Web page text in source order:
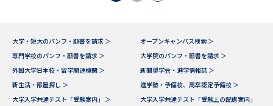
大学・短大のパンフ・願書を請求 ＞
オープンキャンパス検索 ＞
専門学校のパンフ・願書を請求 ＞
大学院のパンフ・願書を請求 ＞
外国大学日本校・留学関連機関 ＞
新聞奨学会・進学情報誌 ＞
新生活・部屋探し ＞
進学塾・予備校、高卒認定予備校 ＞
大学入学共通テスト「受験案内」 ＞
大学入学共通テスト「受験上の配慮案内」